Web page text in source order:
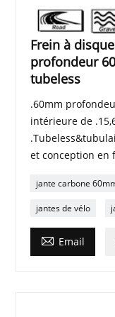
Frein à
profondeur
tubeless
.60mm
intérieure de
et conception en
jante carbone
jantes de vélo
 Email